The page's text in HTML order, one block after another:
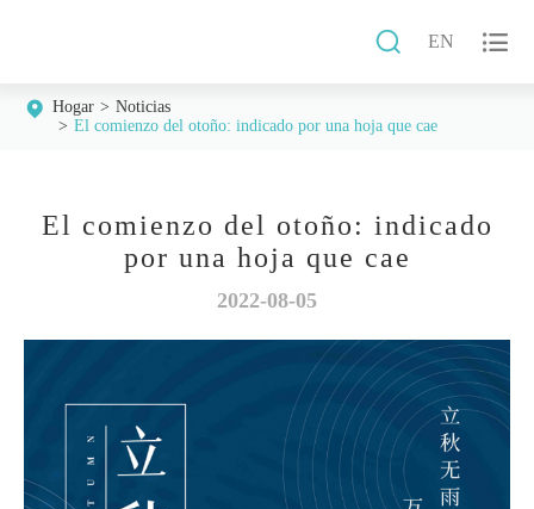
 EN 
Hogar
Noticias
El comienzo del otoño: indicado por una hoja que cae
El comienzo del otoño: indicado
por una hoja que cae
2022-08-05